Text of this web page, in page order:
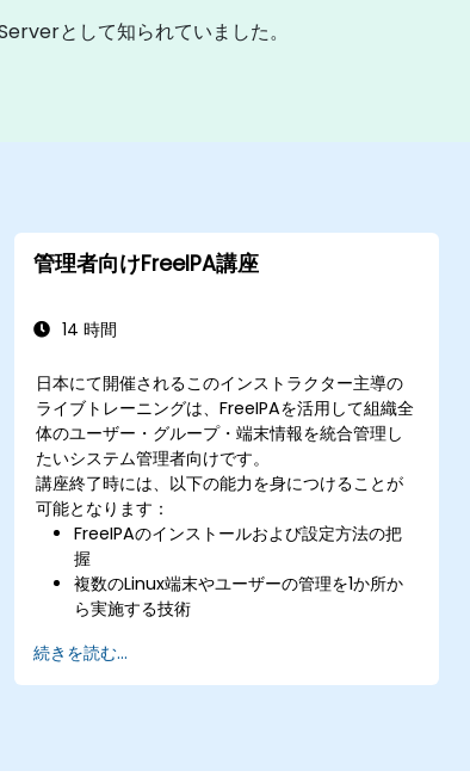
として知られていました。
管理者向けFreeIPA講座
14 時間
日本にて開催されるこのインストラクター主導の
ライブトレーニングは、FreeIPAを活用して組織全
体のユーザー・グループ・端末情報を統合管理し
たいシステム管理者向けです。
講座終了時には、以下の能力を身につけることが
可能となります：
FreeIPAのインストールおよび設定方法の把
握
複数のLinux端末やユーザーの管理を1か所か
ら実施する技術
た権限設定手法
全システム・サービス・アプリケーションに
続きを読む...